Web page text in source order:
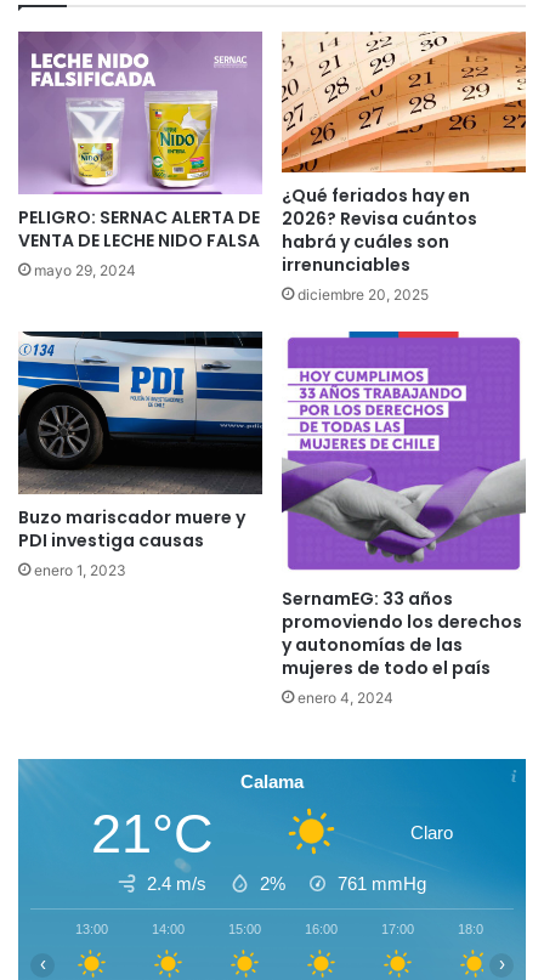
PELIGRO: SERNAC ALERTA DE
VENTA DE LECHE NIDO FALSA
mayo 29, 2024
¿Qué feriados hay en
2026? Revisa cuántos
habrá y cuáles son
irrenunciables
diciembre 20, 2025
Buzo mariscador muere y
PDI investiga causas
enero 1, 2023
SernamEG: 33 años
promoviendo los derechos
y autonomías de las
mujeres de todo el país
enero 4, 2024
Calama
21°C Claro
2.4 m/s 2% 761 mmHg
13:00 14:00 15:00 16:00 17:00 18:00
‹ ›